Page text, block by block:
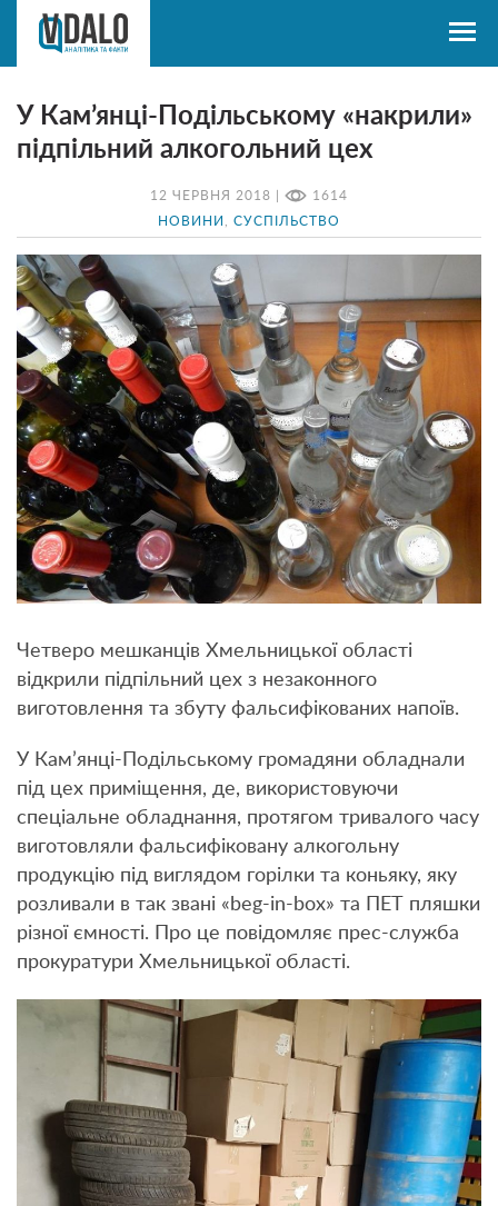
12 ЧЕРВНЯ 2018 | 1614
НОВИНИ СУСПІЛЬСТВО
У Кам’янці-Подільському «накрили»
підпільний алкогольний цех
Четверо мешканців Хмельницької області
відкрили підпільний цех з незаконного
виготовлення та збуту фальсифікованих напоїв.
У Кам’янці-Подільському громадяни обладнали
під цех приміщення, де, використовуючи
спеціальне обладнання, протягом тривалого часу
виготовляли фальсифіковану алкогольну
продукцію під виглядом горілки та коньяку, яку
розливали в так звані «beg-in-box» та ПЕТ пляшки
різної ємності. Про це повідомляє прес-служба
прокуратури Хмельницької області.